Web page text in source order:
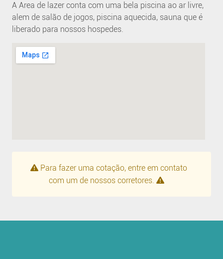
A Area de lazer conta com uma bela piscina ao ar livre,
alem de salão de jogos, piscina aquecida, sauna que é
liberado para nossos hospedes.
Para fazer uma cotação, entre em contato
com um de nossos corretores.